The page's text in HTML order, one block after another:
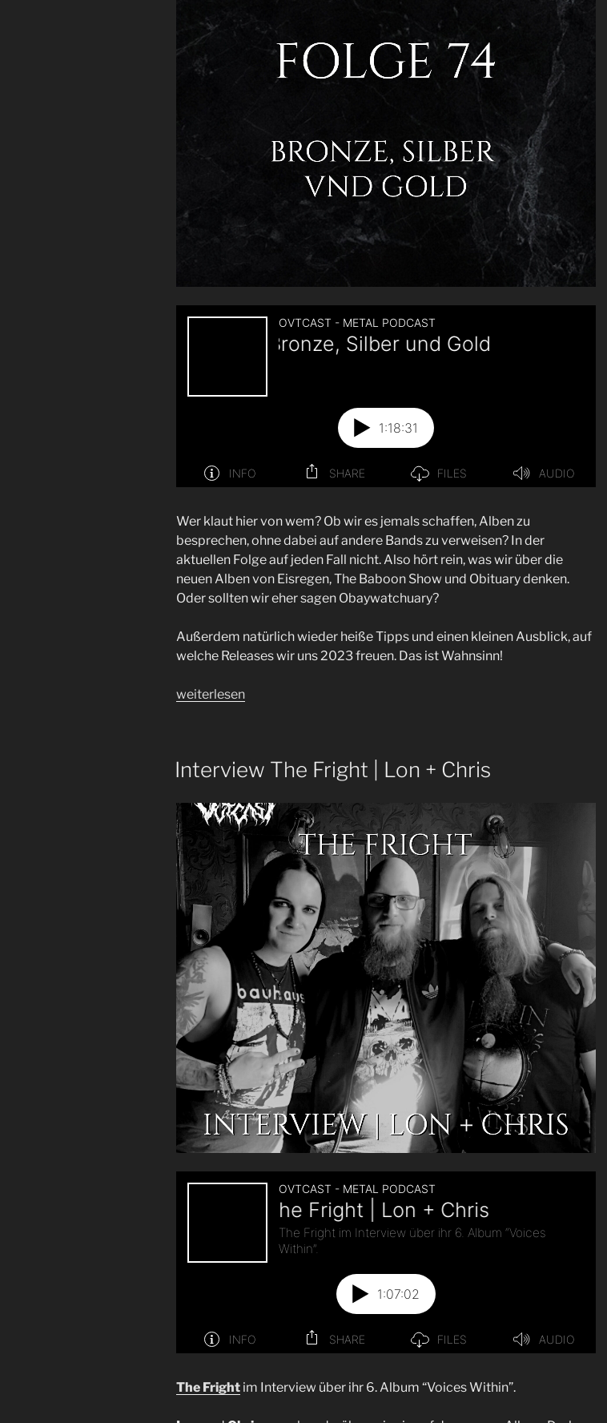
Wer klaut hier von wem? Ob wir es jemals schaffen, Alben zu
besprechen, ohne dabei auf andere Bands zu verweisen? In der
aktuellen Folge auf jeden Fall nicht. Also hört rein, was wir über die
neuen Alben von Eisregen, The Baboon Show und Obituary denken.
Oder sollten wir eher sagen Obaywatchuary?
Außerdem natürlich wieder heiße Tipps und einen kleinen Ausblick, auf
welche Releases wir uns 2023 freuen. Das ist Wahnsinn!
„Folge
Silber
Gold“
weiterlesen
Interview The Fright | Lon + Chris
The Fright im Interview über ihr 6. Album “Voices Within”.